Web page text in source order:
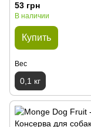
53 грн
В наличии
Купить
Вес
0,1 кг